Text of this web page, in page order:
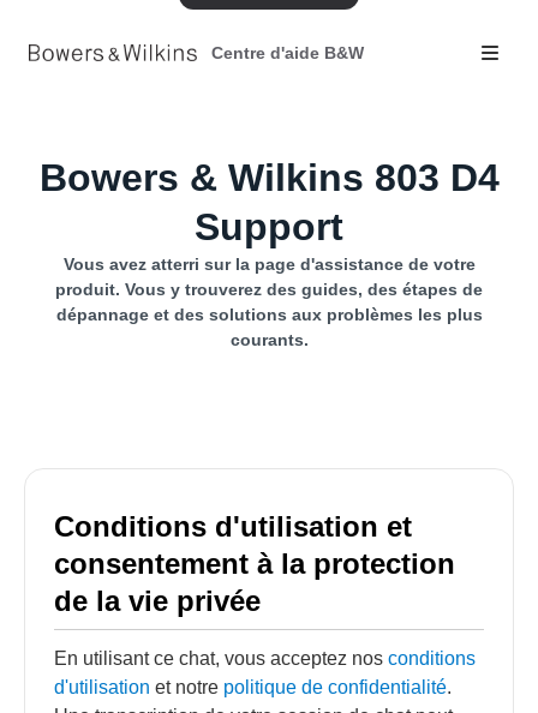
Centre d'aide B&W
Bowers & Wilkins 803 D4
Support
Vous avez atterri sur la page d'assistance de votre
produit. Vous y trouverez des guides, des étapes de
dépannage et des solutions aux problèmes les plus
courants.
Conditions d'utilisation et
consentement à la protection
de la vie privée
En utilisant ce chat, vous acceptez nos conditions
d'utilisation et notre politique de confidentialité.